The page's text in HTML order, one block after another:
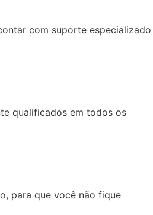
com suporte especializado
qualificados em todos os
para que você não fique